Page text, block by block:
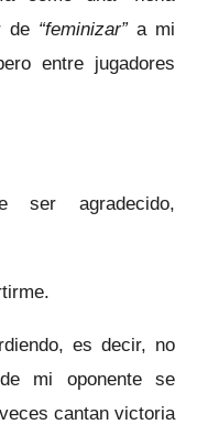
de “feminizar”a mi
entre jugadores
ser agradecido,
es decir, no
mi oponente se
cantan victoria